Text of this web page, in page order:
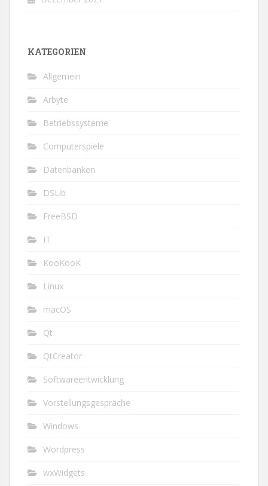
KATEGORIEN
Allgemein
Arbyte
Betriebssysteme
Computerspiele
Datenbanken
DSLib
FreeBSD
IT
KooKooK
Linux
macOS
Qt
QtCreator
Softwareentwicklung
Vorstellungsgespräche
Windows
Wordpress
wxWidgets